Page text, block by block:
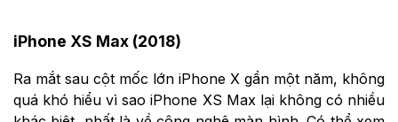
iPhone XS Max (2018)
Ra mắt sau cột mốc lớn iPhone X gần một năm, không
quá khó hiểu vì sao iPhone XS Max lại không có nhiều